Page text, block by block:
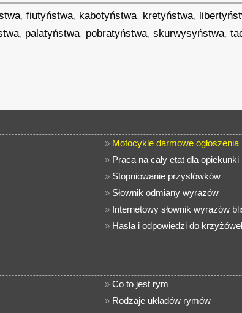
,fiutyństwa, kabotyństwa, kretyństwa,
, palatyństwa, pobratyństwa,skurwysyństwa,
» Motocykle darmowe
» Praca na cały etat dla opiekunki
» Stopniowanie przysłówków
» Słownik odmiany wyrazów
» Internetowy słownik wyrazów
» Hasła i odpowiedzi do
» Co to jest rym
» Rodzaje układów rymów